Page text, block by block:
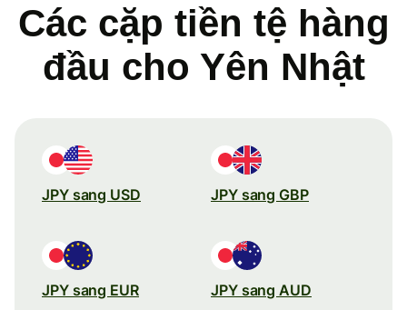
Các cặp tiền tệ hàng
đầu cho Yên Nhật
JPY sang USD JPY sang GBP
JPY sang EUR JPY sang AUD